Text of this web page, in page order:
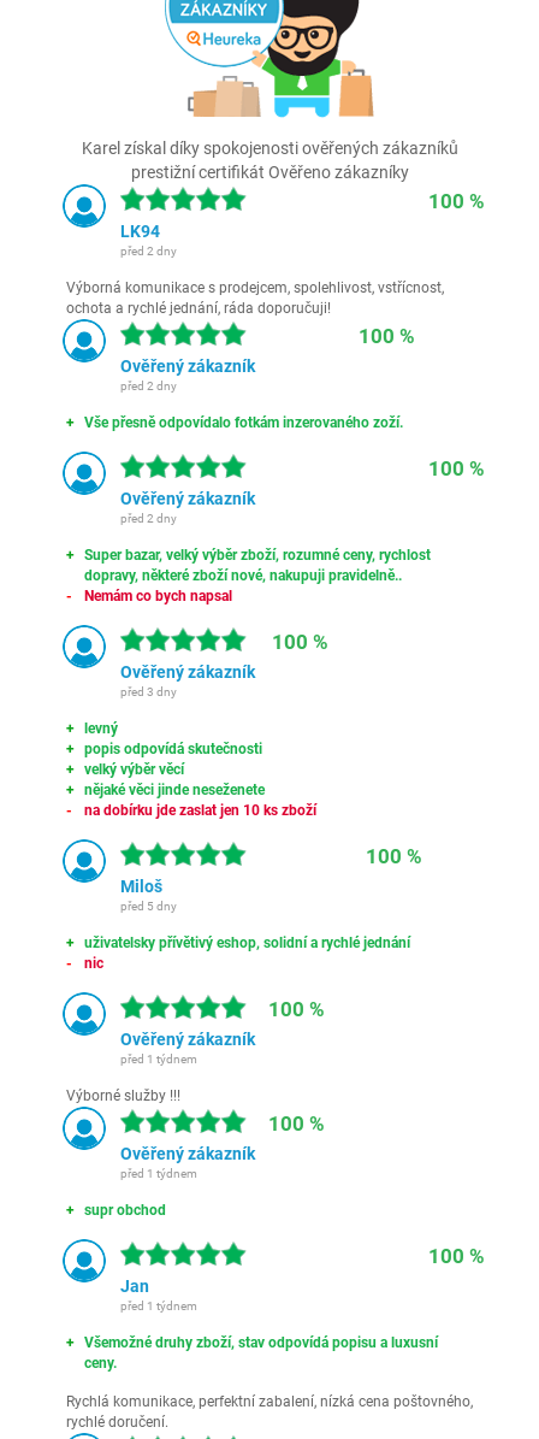
Karel získal díky spokojenosti ověřených zákazníků
prestižní certifikát Ověřeno zákazníky
100 %
LK94
před 2 dny
Výborná komunikace s prodejcem, spolehlivost, vstřícnost,
ochota a rychlé jednání, ráda doporučuji!
100 %
Ověřený zákazník
před 2 dny
Vše přesně odpovídalo fotkám inzerovaného zoží.
100 %
Ověřený zákazník
před 2 dny
Super bazar, velký výběr zboží, rozumné ceny, rychlost
dopravy, některé zboží nové, nakupuji pravidelně..
Nemám co bych napsal
100 %
Ověřený zákazník
před 3 dny
levný
popis odpovídá skutečnosti
velký výběr věcí
nějaké věci jinde neseženete
na dobírku jde zaslat jen 10 ks zboží
100 %
Miloš
před 5 dny
uživatelsky přívětivý eshop, solidní a rychlé jednání
nic
100 %
Ověřený zákazník
před 1 týdnem
Výborné služby !!!
100 %
Ověřený zákazník
před 1 týdnem
supr obchod
100 %
Jan
před 1 týdnem
Všemožné druhy zboží, stav odpovídá popisu a luxusní
ceny.
Rychlá komunikace, perfektní zabalení, nízká cena poštovného,
rychlé doručení.